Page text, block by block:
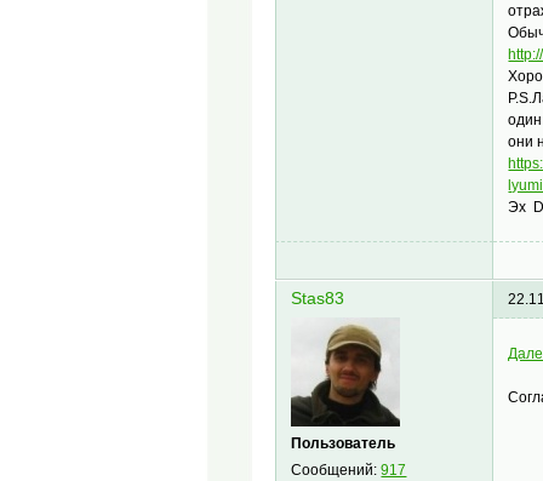
они
Эх
Stas83
Пользователь
Сообщений:917